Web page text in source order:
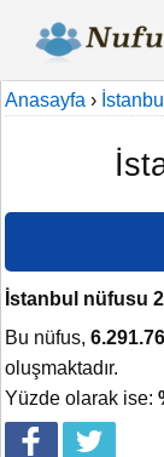
Anasayfa ›
İstanbul nüfusu
Bu nüfus,
oluşmaktadır.
Yüzde olarak ise: